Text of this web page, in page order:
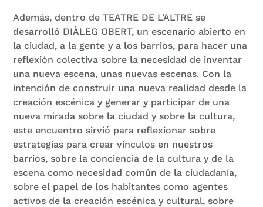
Además, dentro de TEATRE DE L’ALTRE se
desarrolló DIÀLEG OBERT, un escenario abierto en
la ciudad, a la gente y a los barrios, para hacer una
reflexión colectiva sobre la necesidad de inventar
una nueva escena, unas nuevas escenas. Con la
intención de construir una nueva realidad desde la
creación escénica y generar y participar de una
nueva mirada sobre la ciudad y sobre la cultura,
este encuentro sirvió para reflexionar sobre
estrategias para crear vínculos en nuestros
barrios, sobre la conciencia de la cultura y de la
escena como necesidad común de la ciudadanía,
sobre el papel de los habitantes como agentes
activos de la creación escénica y cultural, sobre